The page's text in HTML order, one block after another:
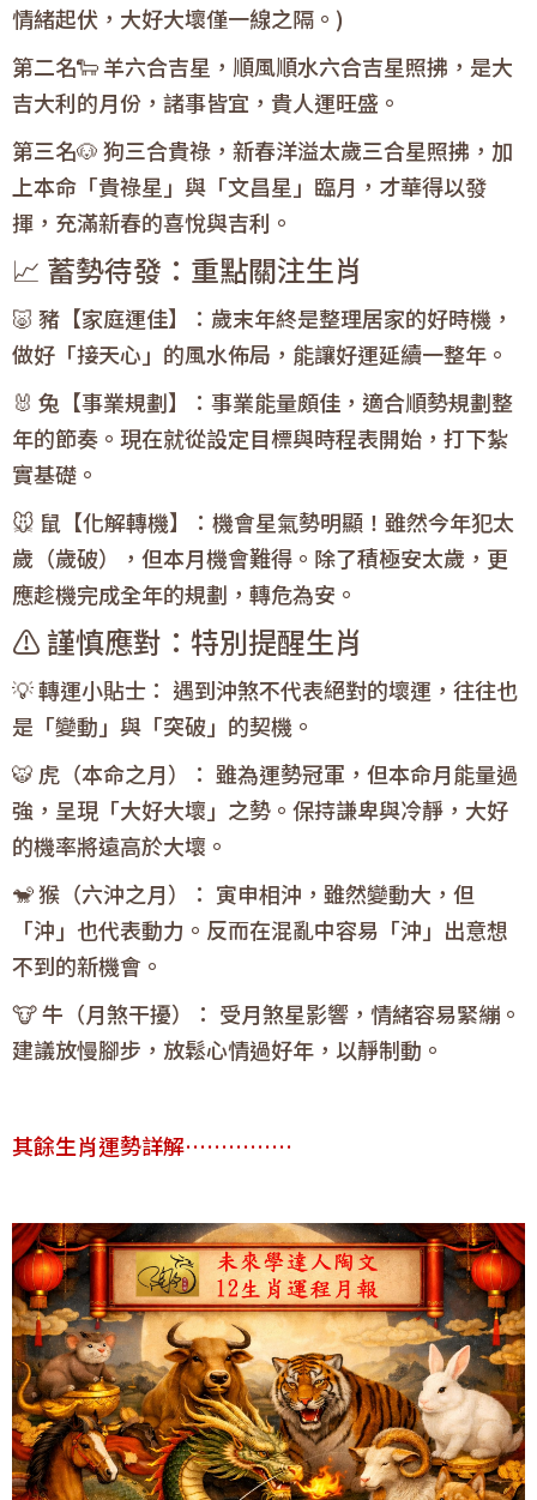
情緒起伏，大好大壞僅一線之隔。)
第二名🐑 羊六合吉星，順風順水六合吉星照拂，是大
吉大利的月份，諸事皆宜，貴人運旺盛。
第三名🐶 狗三合貴祿，新春洋溢太歲三合星照拂，加
上本命「貴祿星」與「文昌星」臨月，才華得以發
揮，充滿新春的喜悅與吉利。
📈 蓄勢待發：重點關注生肖
🐷 豬【家庭運佳】：歲末年終是整理居家的好時機，
做好「接天心」的風水佈局，能讓好運延續一整年。
🐰 兔【事業規劃】：事業能量頗佳，適合順勢規劃整
年的節奏。現在就從設定目標與時程表開始，打下紮
實基礎。
🐭 鼠【化解轉機】：機會星氣勢明顯！雖然今年犯太
歲（歲破），但本月機會難得。除了積極安太歲，更
應趁機完成全年的規劃，轉危為安。
⚠️ 謹慎應對：特別提醒生肖
💡 轉運小貼士： 遇到沖煞不代表絕對的壞運，往往也
是「變動」與「突破」的契機。
🐯 虎（本命之月）： 雖為運勢冠軍，但本命月能量過
強，呈現「大好大壞」之勢。保持謙卑與冷靜，大好
的機率將遠高於大壞。
🐒 猴（六沖之月）： 寅申相沖，雖然變動大，但
「沖」也代表動力。反而在混亂中容易「沖」出意想
不到的新機會。
🐮 牛（月煞干擾）： 受月煞星影響，情緒容易緊繃。
建議放慢腳步，放鬆心情過好年，以靜制動。
其餘生肖運勢詳解……………